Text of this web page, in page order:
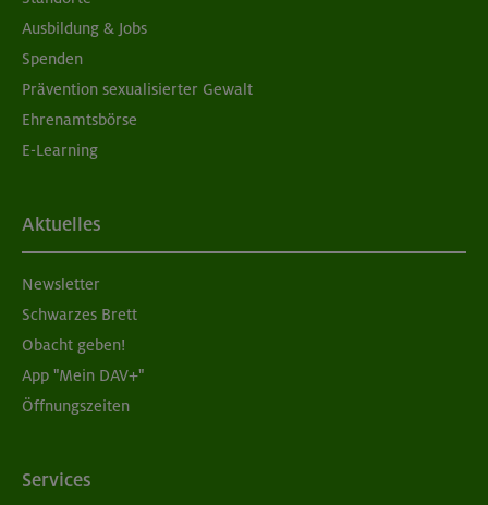
Ausbildung & Jobs
Spenden
Prävention sexualisierter Gewalt
Ehrenamtsbörse
E-Learning
Aktuelles
Newsletter
Schwarzes Brett
Obacht geben!
App "Mein DAV+"
Öffnungszeiten
Services